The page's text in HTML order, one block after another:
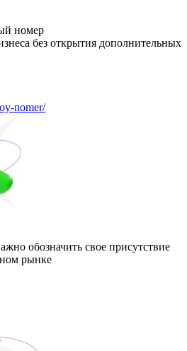
номер
без открытия дополнительных
nomer/
обозначить свое присутствие
рынке